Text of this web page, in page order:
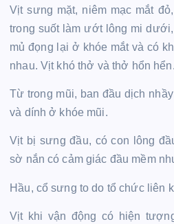
Vịt sưng mặt, niêm mạc mắt
trong suốt làm ướt lông mi
mủ đọng lại ở khóe mắt và có
nhau. Vịt khó thở và thở hổn hển.
Từ trong mũi, ban đầu dịch
và dính ở khóe mũi.
Vịt bị sưng đầu, có con lông
sờ nắn có cảm giác đầu mềm
Hầu, cổ sưng to do tổ chức liên
Vịt khi vận động có hiện